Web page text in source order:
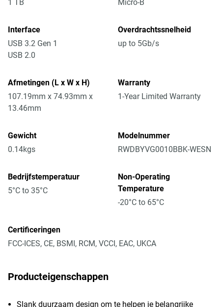
1 TB Micro-B
Interface
USB 3.2 Gen 1
USB 2.0
Overdrachtssnelheid
up to 5Gb/s
Afmetingen (L x W x H)
107.19mm x 74.93mm x
13.46mm
Warranty
1-Year Limited Warranty
Gewicht
0.14kgs
Modelnummer
RWDBYVG0010BBK-WESN
Bedrijfstemperatuur
5°C to 35°C
Non-Operating
Temperature
-20°C to 65°C
Certificeringen
FCC-ICES, CE, BSMI, RCM, VCCI, EAC, UKCA
Producteigenschappen
Slank duurzaam design om te helpen je belangrijke